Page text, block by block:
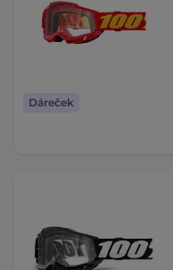
Dáreček